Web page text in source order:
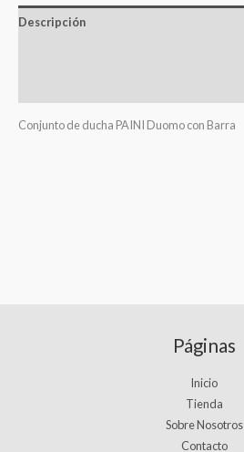
Descripción
Conjunto de ducha PAINI Duomo con Barra
Páginas
Inicio
Tienda
Sobre Nosotros
Contacto